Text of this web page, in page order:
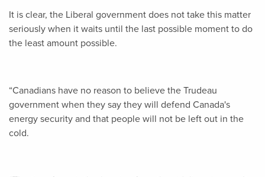
It is clear, the Liberal government does not take this matter
seriously when it waits until the last possible moment to do
the least amount possible.
“Canadians have no reason to believe the Trudeau
government when they say they will defend Canada's
energy security and that people will not be left out in the
cold.